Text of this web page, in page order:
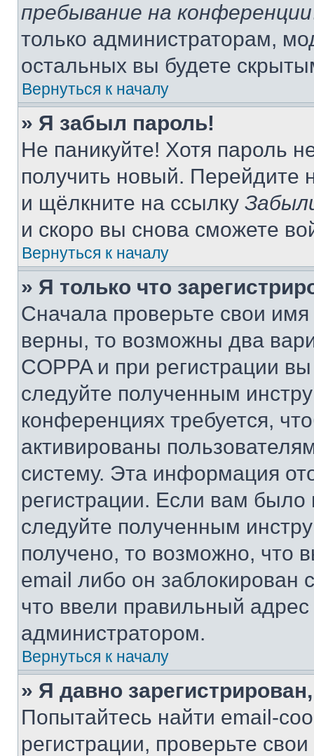
пребывание на конференции
только администраторам,
остальных вы будете
Вернуться к началу
» Я забыл пароль!
Не паникуйте! Хотя пароль
получить новый. Перейдите
и щёлкните на ссылку
и скоро вы снова сможете
Вернуться к началу
» Я только что
Сначала проверьте свои
верны, то возможны два
COPPA и при регистрации
следуйте полученным
конференциях требуется,
активированы
систему. Эта информация
регистрации. Если вам
следуйте полученным
получено, то возможно, что
email либо он
что ввели правильный адрес
администратором.
Вернуться к началу
» Я давно
Попытайтесь найти email-
регистрации, проверьте